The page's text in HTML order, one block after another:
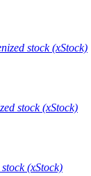
stock (xStock)
stock (xStock)
(xStock)